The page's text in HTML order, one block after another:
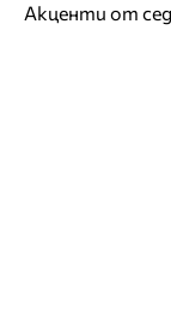
Акценти от